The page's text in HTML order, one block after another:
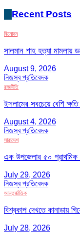
Recent Posts
বিনোদন
সালমান শাহ হত্যা মামলায়
August 9, 2026
নিজস্ব প্রতিবেদক
রাজনীতি
ইসলামের সবচেয়ে বেশি
August 4, 2026
নিজস্ব প্রতিবেদক
সারাদেশ
এক উপজেলার ৫০ প্রাথমিক
July 29, 2026
নিজস্ব প্রতিবেদক
আন্তর্জাতিক
বিশ্বকাপ দেখতে কানাডায়
July 28, 2026